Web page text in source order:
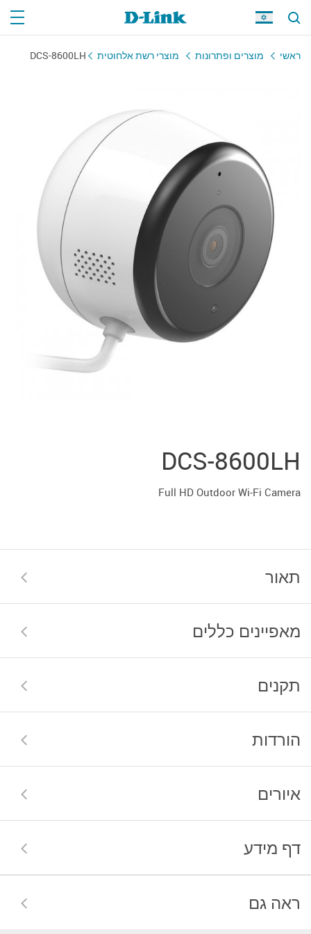
ראשי מוצרים ופתרונות מוצרי רשת אלחוטית DCS-8600LH
DCS-8600LH
Full HD Outdoor Wi-Fi Camera
תאור
מאפיינים כללים
תקנים
הורדות
איורים
דף מידע
ראה גם